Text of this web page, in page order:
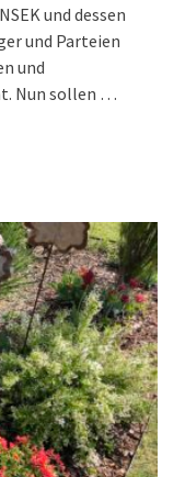
und dessen
und Parteien
und
Nun sollen …